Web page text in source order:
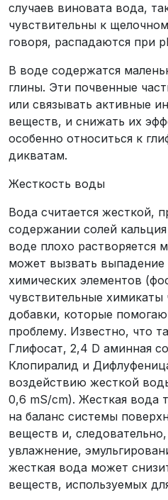
случаев виновата вода,
чувствительны к
говоря, распадаются при
В воде содержатся
глины. Эти почвенные
или связывать активные
веществ, и снижать их
особенно относиться к
дикватам.
Жесткость воды
Вода считается жесткой,
содержании солей
воде плохо растворяется
может вызвать
химических элементов
чувствительные химикаты
добавки, которые
проблему. Известно, что
Глифосат, 2,4 D аминная
Клопиралид и
воздействию жесткой
0,6 mS/cm). Жесткая вода
на баланс системы
веществ и,
увлажнение,
жесткая вода может
веществ, используемых